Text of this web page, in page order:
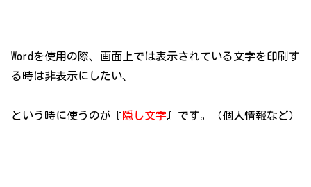
Wordを使用の際、画面上では表示されている文字を印刷す
る時は非表示にしたい、
という時に使うのが『隠し文字 』です。（個人情報など）